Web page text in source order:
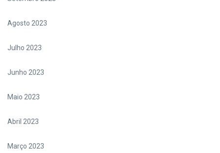
Agosto 2023
Julho 2023
Junho 2023
Maio 2023
Abril 2023
Março 2023